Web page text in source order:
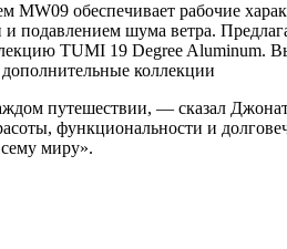
обеспечивает рабочие
подавлением шума ветра.
TUMI 19 Degree Aluminum.
дополнительные коллекции
путешествии, — сказал
функциональности и
миру».